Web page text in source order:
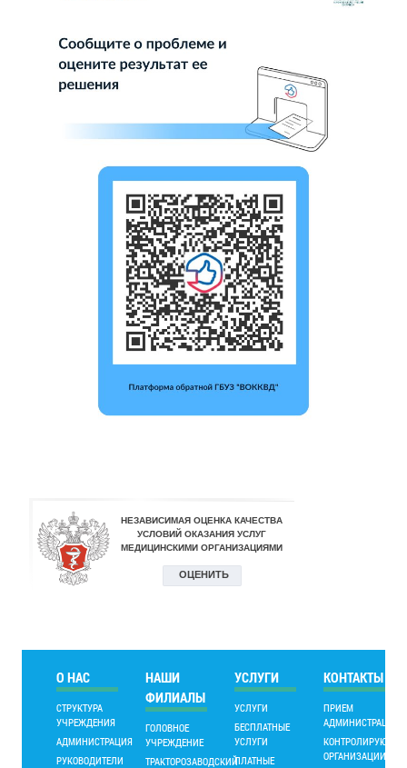
О НАС
СТРУКТУРА
УЧРЕЖДЕНИЯ
АДМИНИСТРАЦИЯ
РУКОВОДИТЕЛИ
НАШИ
ФИЛИАЛЫ
ГОЛОВНОЕ
УЧРЕЖДЕНИЕ
ТРАКТОРОЗАВОДСКИЙ
УСЛУГИ
УСЛУГИ
БЕСПЛАТНЫЕ
УСЛУГИ
ПЛАТНЫЕ
КОНТАКТЫ
ПРИЕМ
АДМИНИСТРАЦИИ
КОНТРОЛИРУЮЩИЕ
ОРГАНИЗАЦИИ